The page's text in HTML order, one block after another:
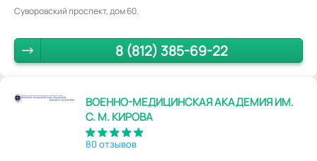
Суворовский проспект, дом 60.
8 (812) 385-69-22
ВОЕННО-МЕДИЦИНСКАЯ АКАДЕМИЯ ИМ.
С. М. КИРОВА
80 отзывов